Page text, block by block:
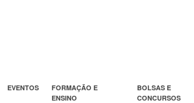
EVENTOS
FORMAÇÃO E
ENSINO
BOLSAS E
CONCURSOS